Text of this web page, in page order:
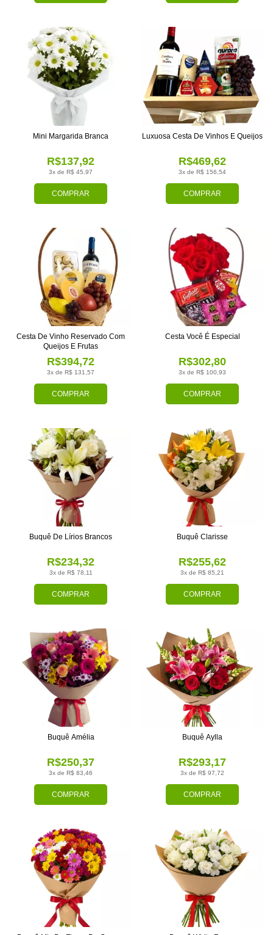
COMPRAR
3x de R$ 45,97
R$137,92
Mini Margarida Branca
COMPRAR
3x de R$ 156,54
R$469,62
Luxuosa Cesta De Vinhos E Queijos
COMPRAR
3x de R$ 131,57
R$394,72
Cesta De Vinho Reservado Com
Queijos E Frutas
COMPRAR
3x de R$ 100,93
R$302,80
Cesta Você É Especial
COMPRAR
3x de R$ 78,11
R$234,32
Buquê De Lírios Brancos
COMPRAR
3x de R$ 85,21
R$255,62
Buquê Clarisse
COMPRAR
3x de R$ 83,46
R$250,37
Buquê Amélia
COMPRAR
3x de R$ 97,72
R$293,17
Buquê Aylla